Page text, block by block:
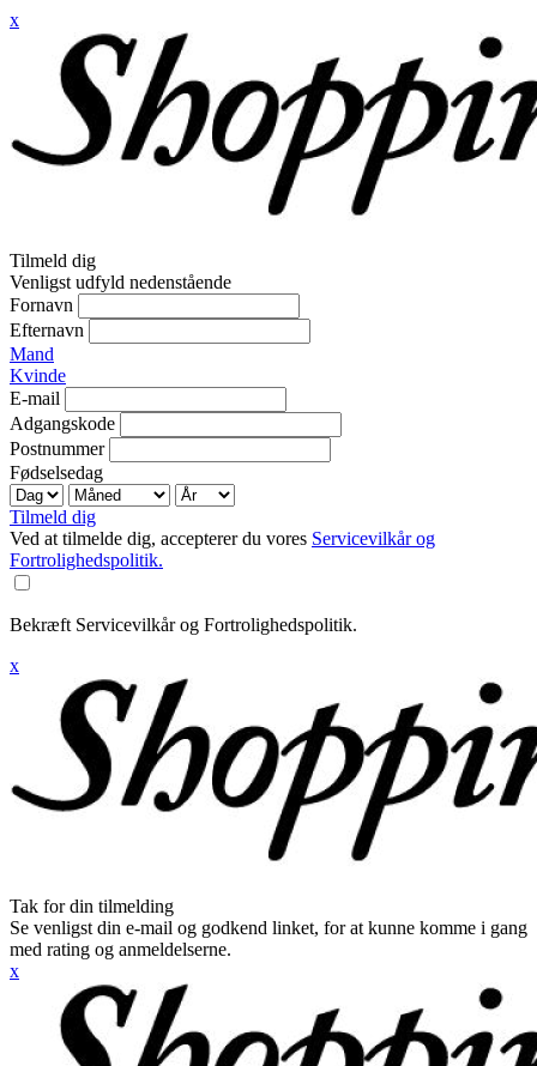
x
Tilmeld dig
Venligst udfyld nedenstående
Fornavn
Efternavn
Mand
Kvinde
E-mail
Adgangskode
Postnummer
Fødselsedag
Tilmeld dig
Ved at tilmelde dig, accepterer du vores Servicevilkår og
Fortrolighedspolitik.
Bekræft Servicevilkår og Fortrolighedspolitik.
x
Tak for din tilmelding
Se venligst din e-mail og godkend linket, for at kunne komme i gang
med rating og anmeldelserne.
x